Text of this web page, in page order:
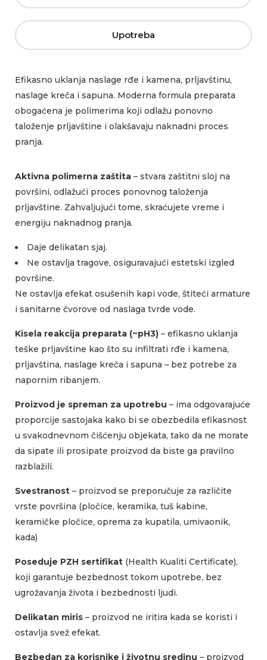
Upotreba
Efikasno uklanja naslage rđe i kamena, prljavštinu,
naslage kreča i sapuna. Moderna formula preparata
obogaćena je polimerima koji odlažu ponovno
taloženje prljavštine i olakšavaju naknadni proces
pranja.
Aktivna polimerna zaštita – stvara zaštitni sloj na
površini, odlažući proces ponovnog taloženja
prljavštine. Zahvaljujući tome, skraćujete vreme i
energiju naknadnog pranja.
Daje delikatan sjaj.
Ne ostavlja tragove, osiguravajući estetski izgled
površine.
Ne ostavlja efekat osušenih kapi vode, štiteći armature
i sanitarne čvorove od naslaga tvrde vode.
Kisela reakcija preparata (~pH3) – efikasno uklanja
teške prljavštine kao što su infiltrati rđe i kamena,
prljavština, naslage kreča i sapuna – bez potrebe za
napornim ribanjem.
Proizvod je spreman za upotrebu – ima odgovarajuće
proporcije sastojaka kako bi se obezbedila efikasnost
u svakodnevnom čišćenju objekata, tako da ne morate
da sipate ili prosipate proizvod da biste ga pravilno
razblažili.
Svestranost – proizvod se preporučuje za različite
vrste površina (pločice, keramika, tuš kabine,
keramičke pločice, oprema za kupatila, umivaonik,
kada)
Poseduje PZH sertifikat (Health Kualiti Certificate),
koji garantuje bezbednost tokom upotrebe, bez
ugrožavanja života i bezbednosti ljudi.
Delikatan miris – proizvod ne iritira kada se koristi i
ostavlja svež efekat.
Bezbedan za korisnike i životnu sredinu – proizvod